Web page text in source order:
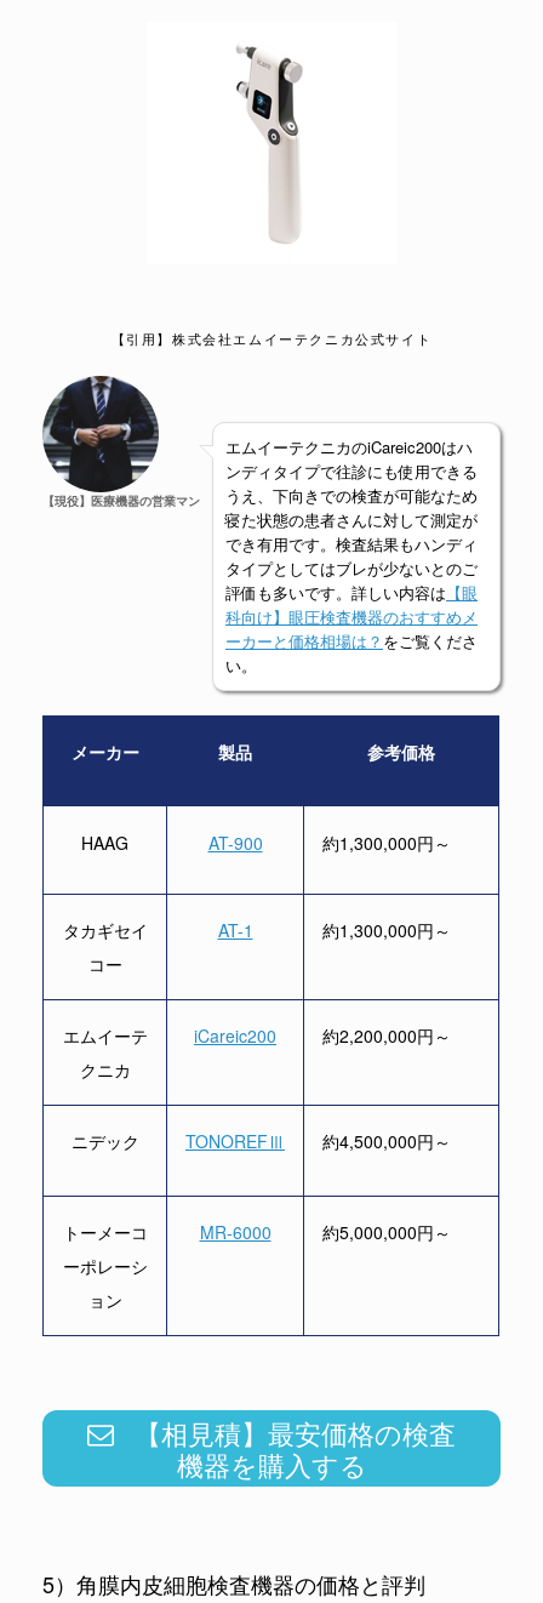
【引用】株式会社エムイーテクニカ公式サイト
【現役】医療機器の営業マン
エムイーテクニカのiCareic200はハ
ンディタイプで往診にも使用できる
うえ、下向きでの検査が可能なため
寝た状態の患者さんに対して測定が
でき有用です。検査結果もハンディ
タイプとしてはブレが少ないとのご
評価も多いです。詳しい内容は 【眼
科向け】眼圧検査機器のおすすめメ
ーカーと価格相場は？ をご覧くださ
い。
メーカー 製品 参考価格
HAAG AT-900 約1,300,000円～
タカギセイ
コー
AT-1 約1,300,000円～
エムイーテ
クニカ
iCareic200 約2,200,000円～
ニデック TONOREFⅢ 約4,500,000円～
トーメーコ
ーポレーシ
ョン
MR-6000 約5,000,000円～
【相見積】最安価格の検査
機器を購入する
5）角膜内皮細胞検査機器の価格と評判